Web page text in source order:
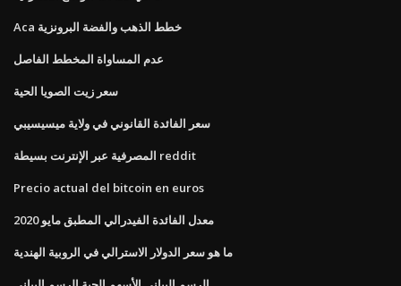
Aca خطط الذهب والفضة البرونزية
عدم المساواة المخطط الفاصل
سعر زيت الصويا الحية
سعر الفائدة القانوني في ولاية ميسيسيبي
المصرفية عبر الإنترنت بسيطة reddit
Precio actual del bitcoin en euros
معدل الفائدة الفيدرالي المطبق مايو 2020
ما هو سعر الدولار الاسترالي في الروبية الهندية